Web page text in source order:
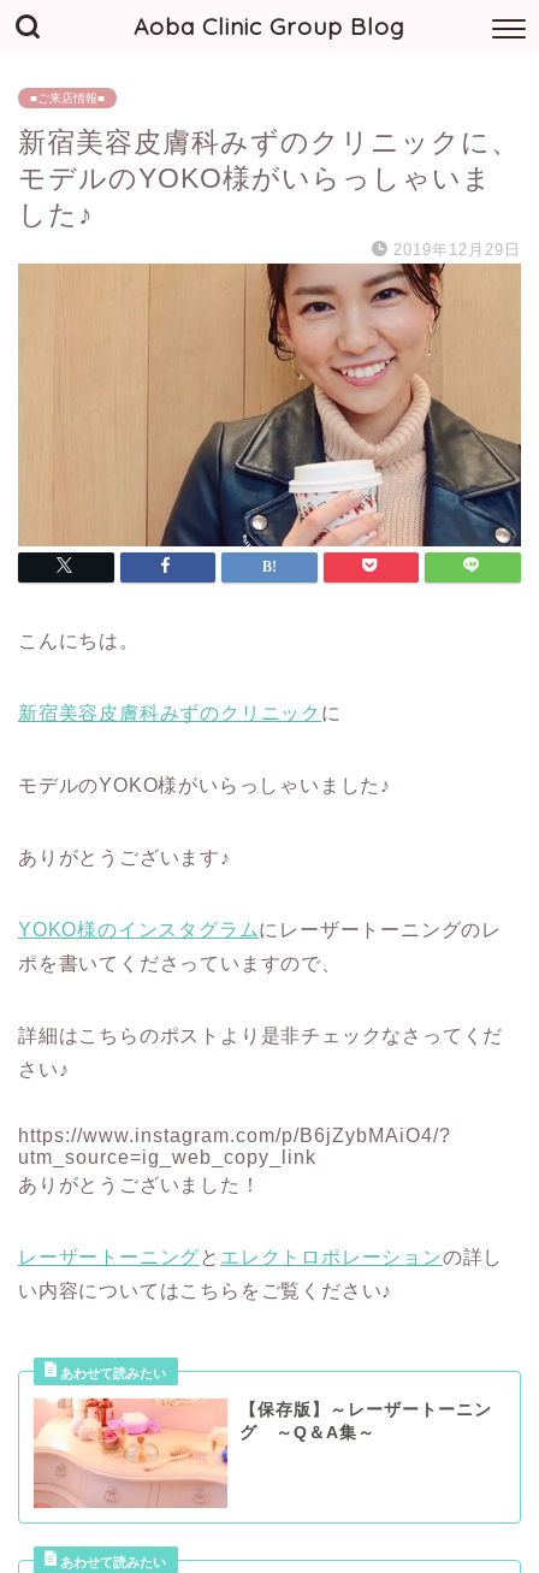
Aoba Clinic Group Blog
■ご来店情報■
新宿美容皮膚科みずのクリニックに、
モデルのYOKO様がいらっしゃいま
した♪
2019年12月29日
こんにちは。
新宿美容皮膚科みずのクリニック に
モデルのYOKO様がいらっしゃいました♪
ありがとうございます♪
YOKO様のインスタグラムにレーザートーニングのレ
ポを書いてくださっていますので、
詳細はこちらのポストより是非チェックなさってくだ
さい♪
https://www.instagram.com/p/B6jZybMAiO4/?
utm_source=ig_web_copy_link
ありがとうございました！
レーザートーニング と エレクトロポレーションの詳し
い内容についてはこちらをご覧ください♪
【保存版】～レーザートーニン
グ ～Q＆A集～